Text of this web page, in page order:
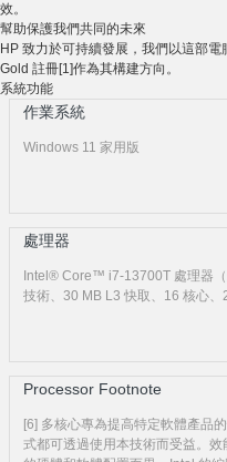
效。
幫助保護我們共同的未來
HP 致力於可持續發展，我們以這部
Gold 註冊[1]作為其構建方向。
系統功能
作業系統
Windows 11 家用版
處理器
Intel® Core™ i7-13700T 處理器
技術、30 MB L3 快取、16 核心、
Processor Footnote
[6] 多核心專為提高特定軟體產品
式都可透過使用本技術而受益。